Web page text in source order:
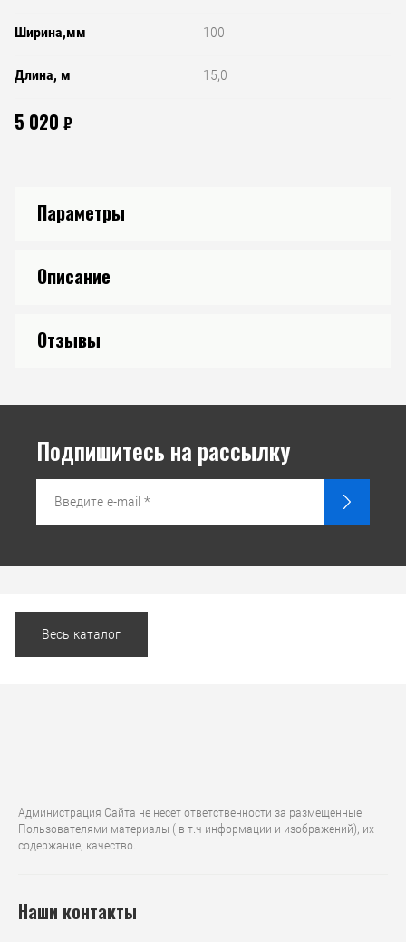
Весь каталог
Ширина,мм 100
Длина, м 15,0
5 020 ₽
Параметры
Описание
Отзывы
Подпишитесь на рассылку
Администрация Сайта не несет ответственности за размещенные
Пользователями материалы ( в т.ч информации и изображений), их
содержание, качество.
Наши контакты